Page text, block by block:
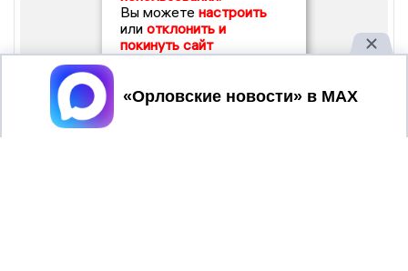
Вы можете настроить
или отклонить и
покинуть сайт
Принять